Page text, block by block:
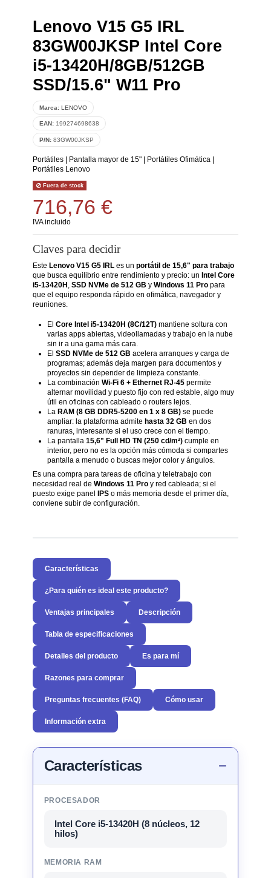
Lenovo V15 G5 IRL
83GW00JKSP Intel Core
i5-13420H/8GB/512GB
SSD/15.6" W11 Pro
Marca: LENOVO
EAN: 199274698638
P/N: 83GW00JKSP
Portátiles| Pantalla mayor de 15"| Portátiles Ofimática|
Portátiles Lenovo
Fuera de stock
716,76 €
IVA incluido
Claves para decidir
Este Lenovo V15 G5 IRLes un portátil de 15,6" para trabajo
que busca equilibrio entre rendimiento y precio: un Intel Core
i5-13420H SSD NVMe de 512 GB y Windows 11 Propara
que el equipo responda rápido en ofimática, navegador y
reuniones.
El Core Intel i5-13420H (8C/12T)mantiene soltura con
varias apps abiertas, videollamadas y trabajo en la nube
sin ir a una gama más cara.
El SSD NVMe de 512 GB acelera arranques y carga de
programas; además deja margen para documentos y
proyectos sin depender de limpieza constante.
La combinación Wi-Fi 6 + Ethernet RJ-45permite
alternar movilidad y puesto fijo con red estable, algo muy
útil en oficinas con cableado o routers lejos.
La RAM (8 GB DDR5-5200 en 1 x 8 GB)se puede
ampliar: la plataforma admite hasta 32 GB en dos
ranuras, interesante si el uso crece con el tiempo.
La pantalla 15,6" Full HD TN (250 cd/m²)cumple en
interior, pero no es la opción más cómoda si compartes
pantalla a menudo o buscas mejor color y ángulos.
Es una compra para tareas de oficina y teletrabajo con
necesidad real de Windows 11 Proy red cableada; si el
puesto exige panel IPSo más memoria desde el primer día,
conviene subir de configuración.
Características
¿Para quién es ideal este producto?
Ventajas principales Descripción
Tabla de especificaciones
Detalles del producto Es para mí
Razones para comprar
Preguntas frecuentes (FAQ) Cómo usar
Información extra
Características
PROCESADOR
Intel Core i5-13420H (8 núcleos, 12
hilos)
MEMORIA RAM